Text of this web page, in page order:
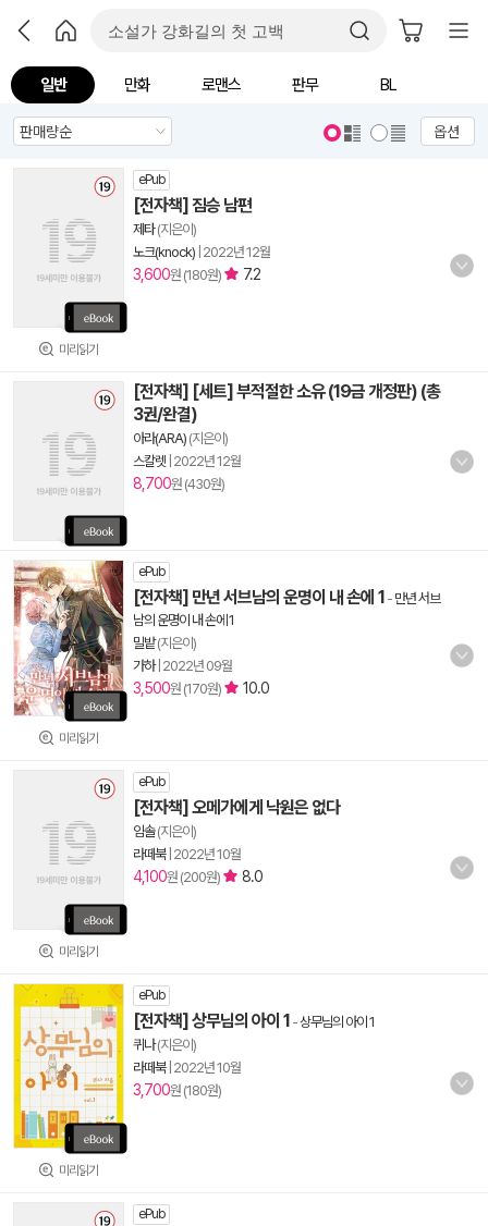
일반 만화 로맨스 판무 BL
옵션
미리읽기
ePub
[전자책] 짐승 남편
제타(지은이)
노크(knock) 2022년 12월
3,600원 (180원) 7.2
[전자책] [세트] 부적절한 소유 (19금 개정판) (총
3권/완결)
아라(ARA) (지은이)
스칼렛 2022년 12월
8,700원 (430원)
미리읽기
ePub
[전자책] 만년 서브남의 운명이 내 손에 1 - 만년 서브
남의 운명이 내 손에 1
밀밭(지은이)
가하| 2022년 09월
3,500원 (170원) 10.0
미리읽기
ePub
[전자책] 오메가에게 낙원은 없다
임솔(지은이)
라떼북| 2022년 10월
4,100원 (200원) 8.0
미리읽기
ePub
[전자책] 상무님의 아이 1 -상무님의 아이 1
퀴나(지은이)
라떼북| 2022년 10월
3,700원 (180원)
ePub